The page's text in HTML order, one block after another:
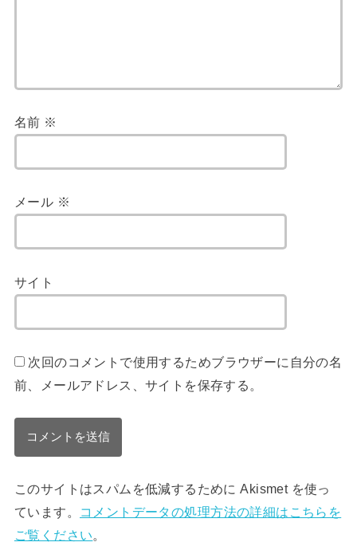
名前 ※
メール ※
サイト
次回のコメントで使用するためブラウザーに自分の名
前、メールアドレス、サイトを保存する。
このサイトはスパムを低減するために Akismet を使っ
ています。
コメントデータの処理方法の詳細はこちらを
ご覧ください。